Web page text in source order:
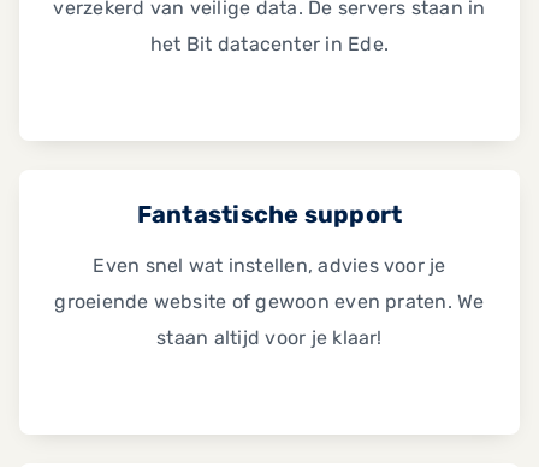
verzekerd van veilige data. De servers staan in
het Bit datacenter in Ede.
Fantastische support
Even snel wat instellen, advies voor je
groeiende website of gewoon even praten. We
staan altijd voor je klaar!